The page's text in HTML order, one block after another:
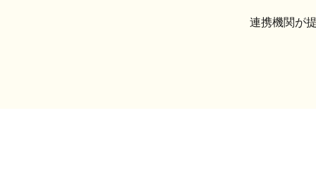
連携機関が